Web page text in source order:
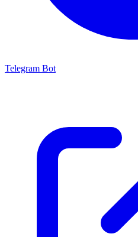
Telegram Bot